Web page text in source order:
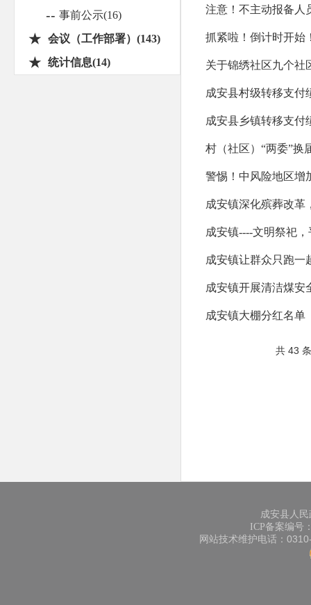
-- 事前公示(16)
★ 会议（工作部署）(143)
★ 统计信息(14)
注意！不主动报备人
抓紧啦！倒计时开始
关于锦绣社区九个社
成安县村级转移支付
成安县乡镇转移支付
村（社区）“两委”换
警惕！中风险地区增
成安镇深化殡葬改革
成安镇----文明祭祀
成安镇让群众只跑一
成安镇开展清洁煤安
成安镇大棚分红名单
共 43
成安县人
ICP备案编号
网站技术维护电话：